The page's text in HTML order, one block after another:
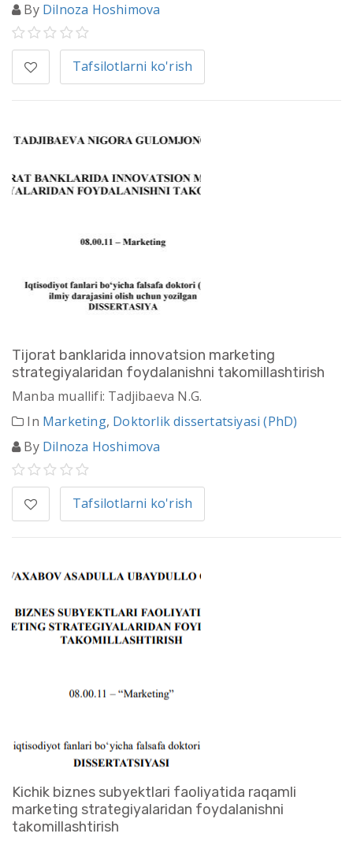
By Dilnoza Hoshimova
Tafsilotlarni ko'rish
Tijorat banklarida innovatsion marketing
strategiyalaridan foydalanishni takomillashtirish
Manba muallifi: Tadjibaeva N.G.
In Marketing, Doktorlik dissertatsiyasi (PhD)
By Dilnoza Hoshimova
Tafsilotlarni ko'rish
Kichik biznes subyektlari faoliyatida raqamli
marketing strategiyalaridan foydalanishni
takomillashtirish